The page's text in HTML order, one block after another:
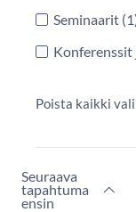
Seminaarit
Poista kaikki
Seuraava
tapahtuma
ensin